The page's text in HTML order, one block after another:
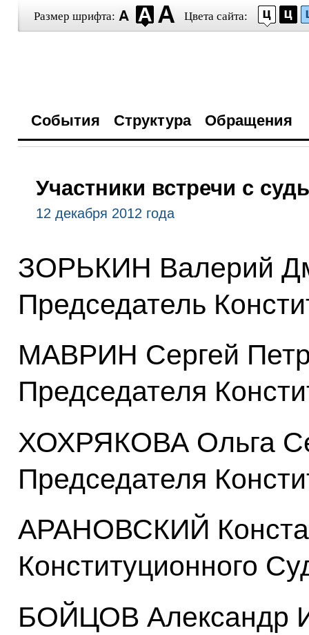
Размер шрифта: Цвета сайта:
События Структура Обращения
Участники встречи с
12 декабря 2012 года
ЗОРЬКИН Валерий
Председатель
МАВРИН Сергей
Председателя
ХОХРЯКОВА Ольга
Председателя
АРАНОВСКИЙ
Конституционного
БОЙЦОВ Александр